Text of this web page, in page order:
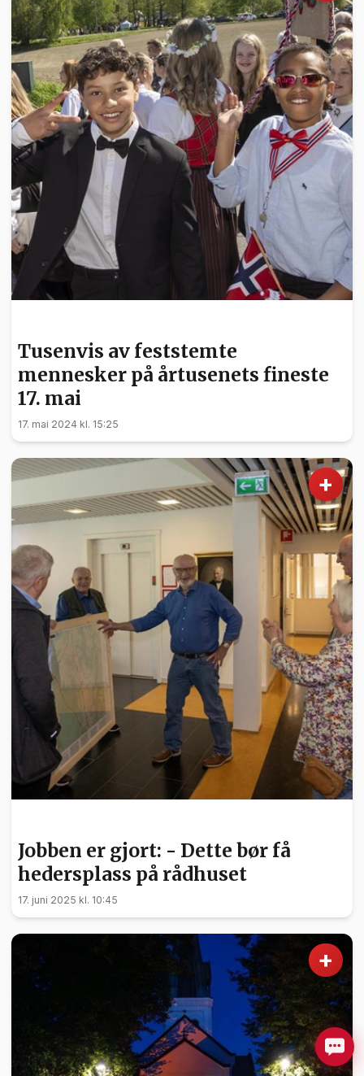
Tusenvis av feststemte
mennesker på årtusenets fineste
17. mai
17. mai 2024 kl. 15:25
+
Jobben er gjort: - Dette bør få
hedersplass på rådhuset
17. juni 2025 kl. 10:45
+